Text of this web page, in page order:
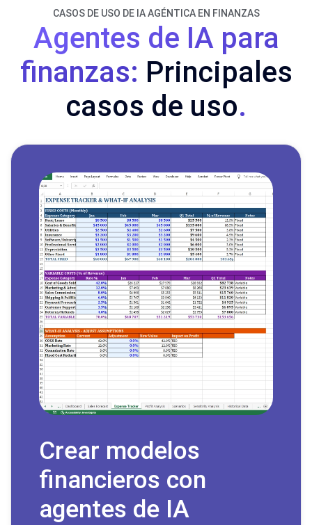
CASOS DE USO DE IA AGÉNTICA EN FINANZAS
Agentes de IA para
finanzas: Principales
casos de uso.
Crear modelos
financieros con
agentes de IA